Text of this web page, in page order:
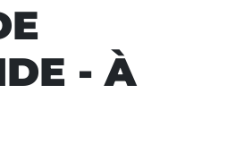
- À